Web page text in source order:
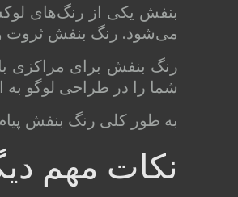
بنفش یکی از رنگ‌های
می‌شود. رنگ بنفش ثروت و
رنگ بنفش برای مراکزی
شما را در طراحی لوگو به
به طور کلی رنگ بنفش
نکات مهم